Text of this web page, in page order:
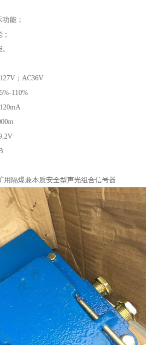
能；
；AC36V
110%
用隔爆兼本质安全型声光组合信号器